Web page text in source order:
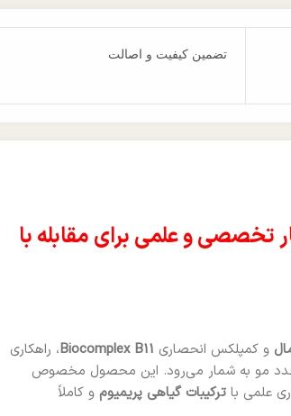
تضمین کیفیت و اصالت
و علمی برای مقابله با
و کمپلکس انحصاری Biocomplex B11، راهکاری
مو به شمار می‌رود. این محصول مخصوص
علمی با ترکیبات گیاهی پریمیوم و کاملاً